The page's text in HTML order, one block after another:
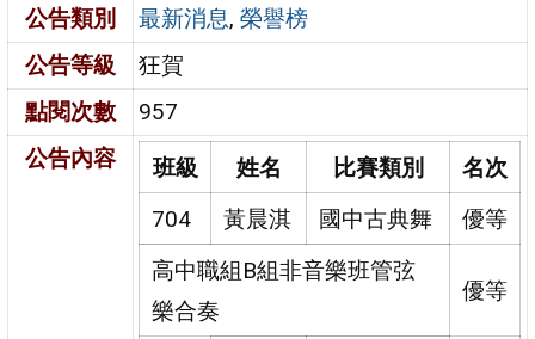
公告類別
最新消息,榮譽榜
公告等級
狂賀
點閱次數
957
公告內容
班級 姓名 比賽類別
名次
704
黃晨淇 國中古典舞
優等
高中職組B組非音樂班管弦
樂合奏
優等